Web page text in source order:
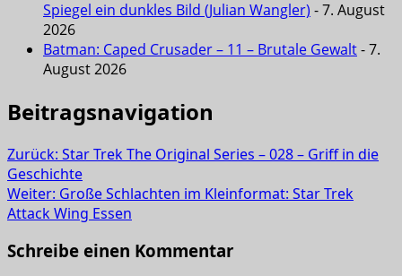
Spiegel ein dunkles Bild (Julian Wangler) - 7. August
2026
Batman: Caped Crusader – 11 – Brutale Gewalt- 7.
August 2026
Beitragsnavigation
Zurück: Star Trek The Original Series – 028 – Griff in die
Geschichte
Weiter: Große Schlachten im Kleinformat: Star Trek
Attack Wing Essen
Schreibe einen Kommentar